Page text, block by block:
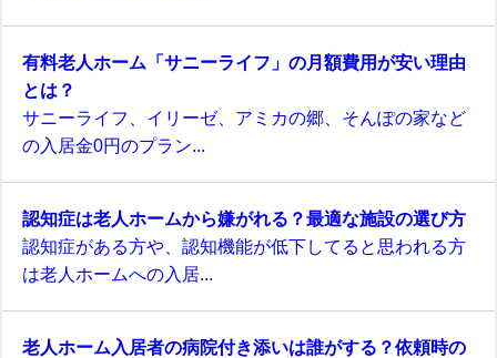
有料老人ホーム「サニーライフ」の月額費用が安い理由
とは？
サニーライフ、イリーゼ、アミカの郷、そんぽの家など
の入居金0円のプラン...
認知症は老人ホームから嫌がれる？最適な施設の選び方
認知症がある方や、認知機能が低下してると思われる方
は老人ホームへの入居...
老人ホーム入居者の病院付き添いは誰がする？依頼時の